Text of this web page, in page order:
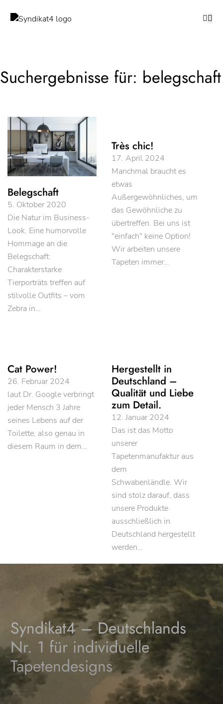
Suchergebnisse für: belegschaft
Belegschaft
5. Oktober 2020
Die Natur im Business-
Look. Eine humorvolle
Hommage an die
Belegschaft:
Charakterstarke
Tierporträts treffen auf
stilvolle Outfits – vom
Zebra in…
Très chic!
17. April 2024
Manchmal braucht es
etwas
Außergewöhnliches, um
das Gewöhnliche zu
übertreffen. Bei uns ist
"einfach" keine Option!
Wir arbeiten unsere
Tapeten immer…
Cat Power!
26. Februar 2024
laut Dr. Google verbringt
jeder Mensch 3 Jahre
seines Lebens auf der
Toilette, also genau in
diesem Raum in dem…
Hergestellt in
Deutschland –
Qualität und Liebe
zum Detail.
12. Januar 2024
Das ist das Motto
unserer
Tapetenmanufaktur aus
dem
Schwabenländle. Wir
sind stolz darauf, dass
unsere Produkte
ausschließlich in
Deutschland hergestellt
werden…
Syndikat4 – Deutschlands
Nr. 1 für individuelle
Tapetendesigns